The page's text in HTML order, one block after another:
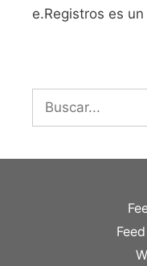
e.Registros es
Buscar: